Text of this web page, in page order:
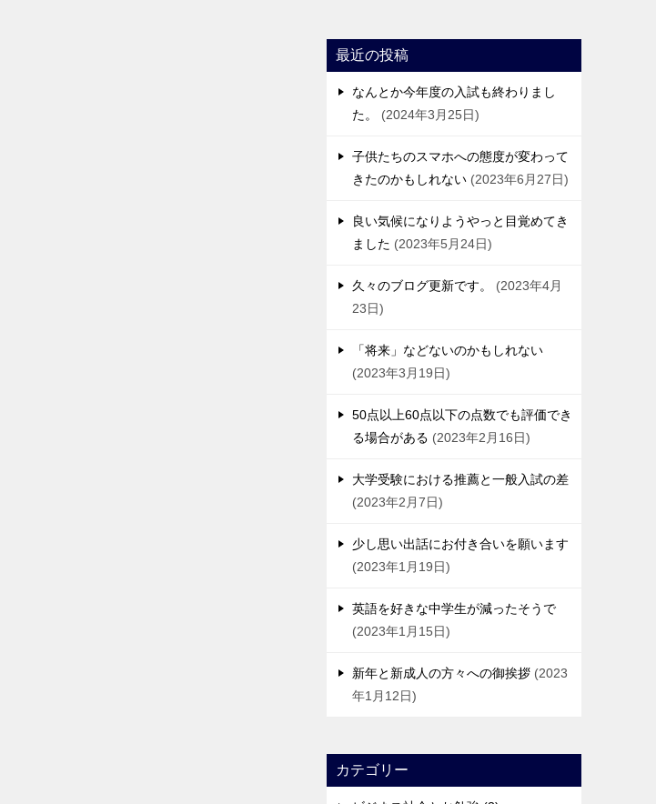
最近の投稿
なんとか今年度の入試も終わりまし
た。
2024年3月25日
子供たちのスマホへの態度が変わって
きたのかもしれない 2023年6月27日
良い気候になりようやっと目覚めてき
ました
2023年5月24日
久々のブログ更新です。
2023年4月
23日
「将来」などないのかもしれない
2023年3月19日
50点以上60点以下の点数でも評価でき
る場合がある
2023年2月16日
大学受験における推薦と一般入試の差
2023年2月7日
少し思い出話にお付き合いを願います
2023年1月19日
英語を好きな中学生が減ったそうで
2023年1月15日
新年と新成人の方々への御挨拶 2023
年1月12日
カテゴリー